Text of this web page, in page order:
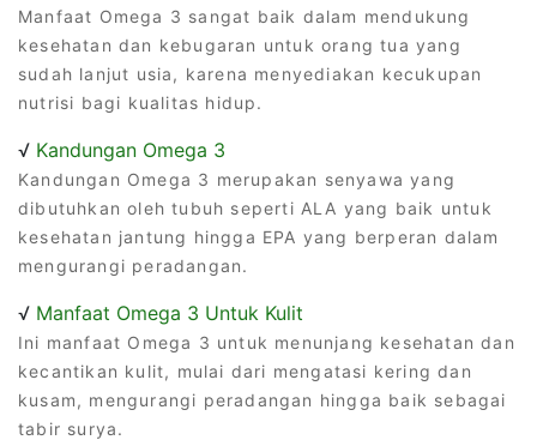
Manfaat Omega 3 sangat baik dalam mendukung
kesehatan dan kebugaran untuk orang tua yang
sudah lanjut usia, karena menyediakan kecukupan
nutrisi bagi kualitas hidup.
√ Kandungan Omega 3
Kandungan Omega 3 merupakan senyawa yang
dibutuhkan oleh tubuh seperti ALA yang baik untuk
kesehatan jantung hingga EPA yang berperan dalam
mengurangi peradangan.
√ Manfaat Omega 3 Untuk Kulit
Ini manfaat Omega 3 untuk menunjang kesehatan dan
kecantikan kulit, mulai dari mengatasi kering dan
kusam, mengurangi peradangan hingga baik sebagai
tabir surya.